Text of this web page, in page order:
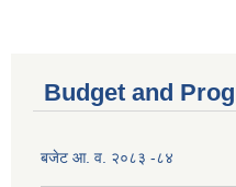
Budget and
बजेट आ. व. २०८३ -८४